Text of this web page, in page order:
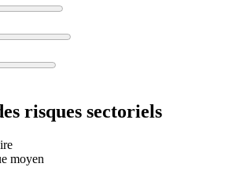
risques sectoriels
moyen